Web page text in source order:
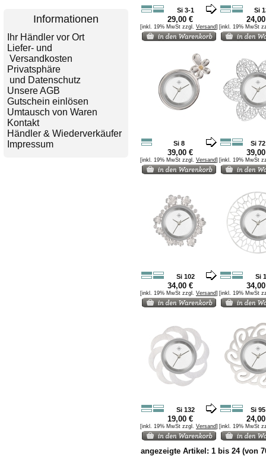
Informationen
Ihr Händler vor Ort
Liefer- und
Versandkosten
Privatsphäre
und Datenschutz
Unsere AGB
Gutschein einlösen
Umtausch von Waren
Kontakt
Händler & Wiederverkäufer
Impressum
Si 3-1 Si
29,00 €
[inkl. 19% MwSt zzgl. Versand] [inkl. 19% MwSt
Si 8 Si 72
39,00 €
[inkl. 19% MwSt zzgl. Versand] [inkl. 19% MwSt
Si 102 Si
34,00 €
[inkl. 19% MwSt zzgl. Versand] [inkl. 19% MwSt
Si 132 Si 95
19,00 €
[inkl. 19% MwSt zzgl. Versand] [inkl. 19% MwSt
angezeigte Artikel: 1 bis 24(von